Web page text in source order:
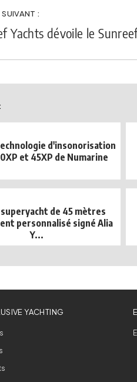
:
Yachts dévoile le
d'insonorisation
et 45XP de Numarine
superyacht de 45 mètres
personnalisé signé Alia
Y...
YACHTING